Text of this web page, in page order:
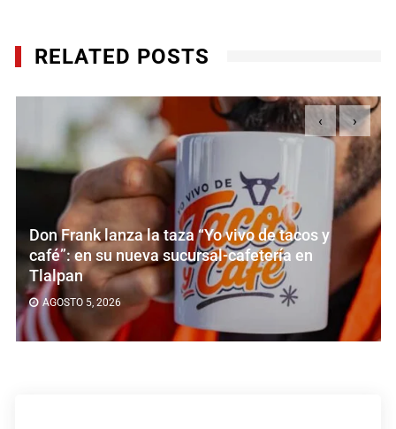
RELATED POSTS
Don Frank lanza la taza “Yo vivo de tacos y
café”: en su nueva sucursal-cafetería en
Tlalpan
AGOSTO 5, 2026
‹ ›